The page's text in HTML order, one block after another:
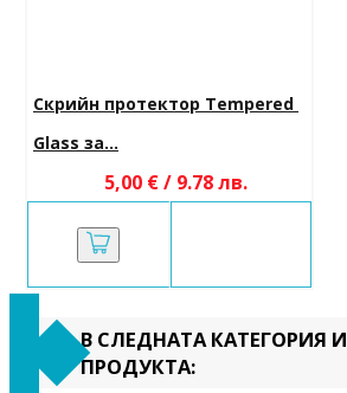
Скрийн протектор Tempered
Glass за...
5,00 € / 9.78 лв.
В СЛЕДНАТА КАТЕГОРИЯ
ПРОДУКТА: